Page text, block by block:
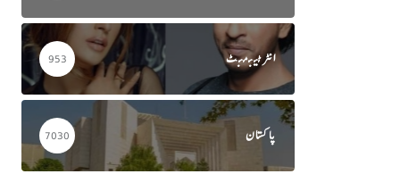
انٹرٹینمنٹ 953
پاکستان 7030